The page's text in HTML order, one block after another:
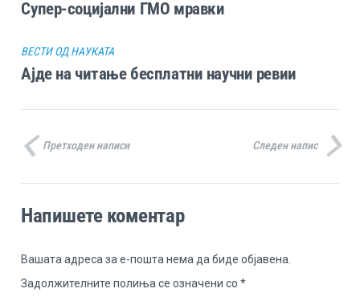
Супер-социјални ГМО мравки
ВЕСТИ ОД НАУКАТА
Ајде на читање бесплатни научни ревии
Претходен написи Следен напис
Напишете коментар
Вашата адреса за е-пошта нема да биде објавена.
Задолжителните полиња се означени со*